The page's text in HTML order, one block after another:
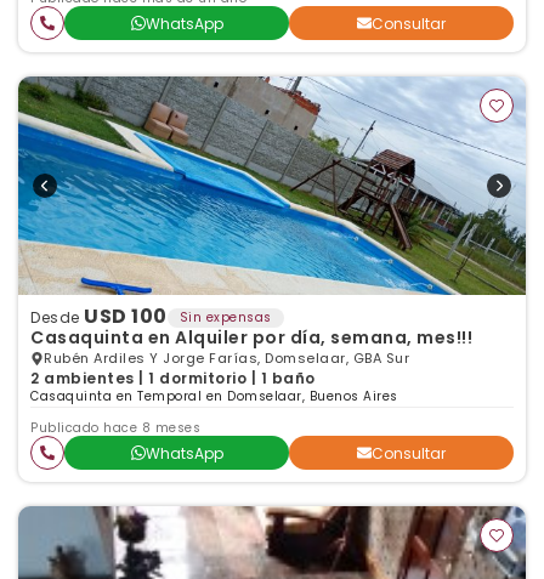
WhatsApp Consultar
Desde USD 100 Sin expensas
Casaquinta en Alquiler por día, semana, mes!!!
Rubén Ardiles Y Jorge Farías, Domselaar, GBA Sur
2 ambientes | 1 dormitorio | 1 baño
Casaquinta en Temporal en Domselaar, Buenos Aires
Publicado hace 8 meses
WhatsApp Consultar